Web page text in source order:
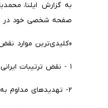
به گزارش ایلنا،
صفحه شخصی خود در
«کلیدی‌ترین موارد نقض تفاهم‌نامهٔ
۱ - نقض ترتیبات ایرانی در تنگهٔ هرمز
۲- تهدید‌های مداوم به حملات نظامی بیشتر